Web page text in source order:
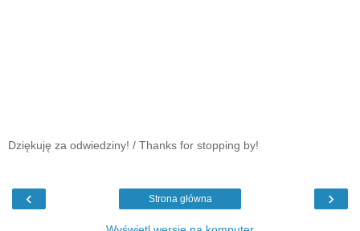
Dziękuję za odwiedziny! / Thanks for stopping by!
‹ ›
Strona główna